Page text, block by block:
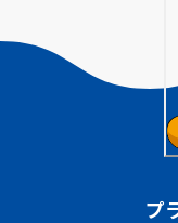
プ